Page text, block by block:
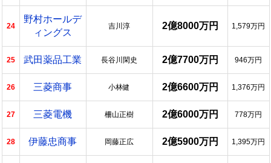
24
野村ホールデ
ィングス
吉川淳 2億8000万円 1,579万円
25 武田薬品工業 長谷川閑史 2億7700万円 946万円
26 三菱商事 小林健 2億6600万円 1,376万円
27 三菱電機 柵山正樹 2億6000万円 778万円
28 伊藤忠商事 岡藤正広 2億5900万円 1,395万円